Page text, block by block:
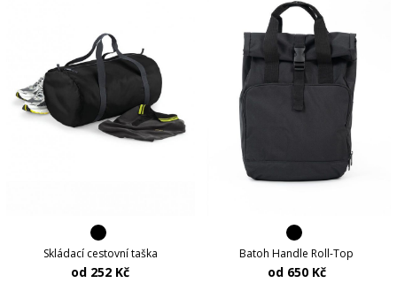
Skládací cestovní taška
od 252 Kč
Batoh Handle Roll-Top
od 650 Kč